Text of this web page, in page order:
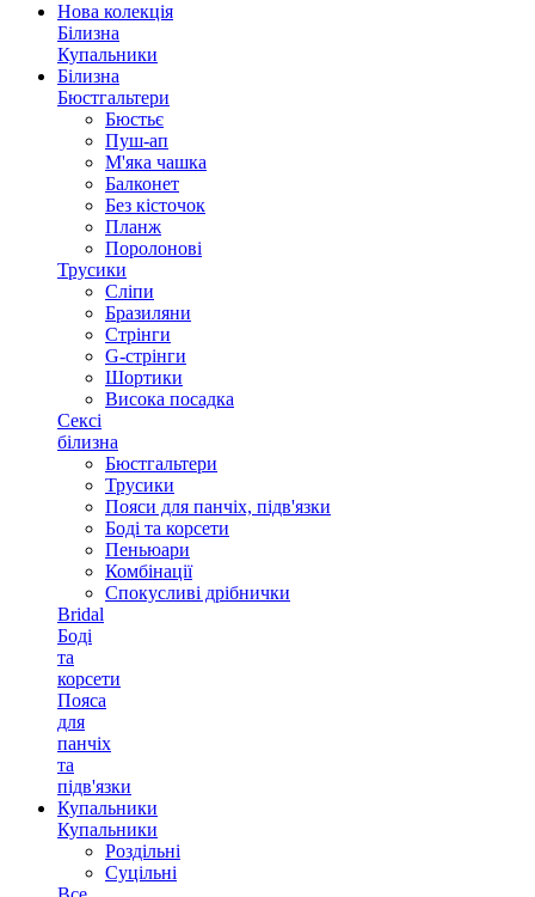
Нова колекція
Білизна
Купальники
Білизна
Бюстгальтери
Бюстьє
Пуш-ап
М'яка чашка
Балконет
Без кісточок
Планж
Поролонові
Трусики
Сліпи
Бразиляни
Стрінги
G-стрінги
Шортики
Висока посадка
Сексі
білизна
Бюстгальтери
Трусики
Пояси для панчіх, підв'язки
Боді та корсети
Пеньюари
Комбінації
Спокусливі дрібнички
Bridal
Боді
та
корсети
Пояса
для
панчіх
та
підв'язки
Купальники
Купальники
Роздільні
Суцільні